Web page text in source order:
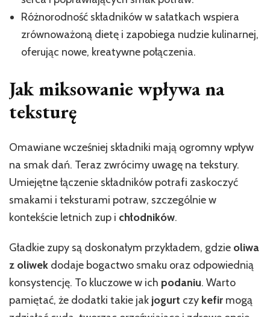
Różnorodność składników w sałatkach wspiera
zrównoważoną dietę i zapobiega nudzie kulinarnej,
oferując nowe, kreatywne połączenia.
Jak miksowanie wpływa na
teksturę
Omawiane wcześniej składniki mają ogromny wpływ
na smak dań. Teraz zwrócimy uwagę na tekstury.
Umiejętne łączenie składników potrafi zaskoczyć
smakami i teksturami potraw, szczególnie w
kontekście letnich zup i chłodników.
Gładkie zupy są doskonałym przykładem, gdzie oliwa
z oliwek dodaje bogactwo smaku oraz odpowiednią
konsystencję. To kluczowe w ich podaniu. Warto
pamiętać, że dodatki takie jak jogurt czy kefir mogą